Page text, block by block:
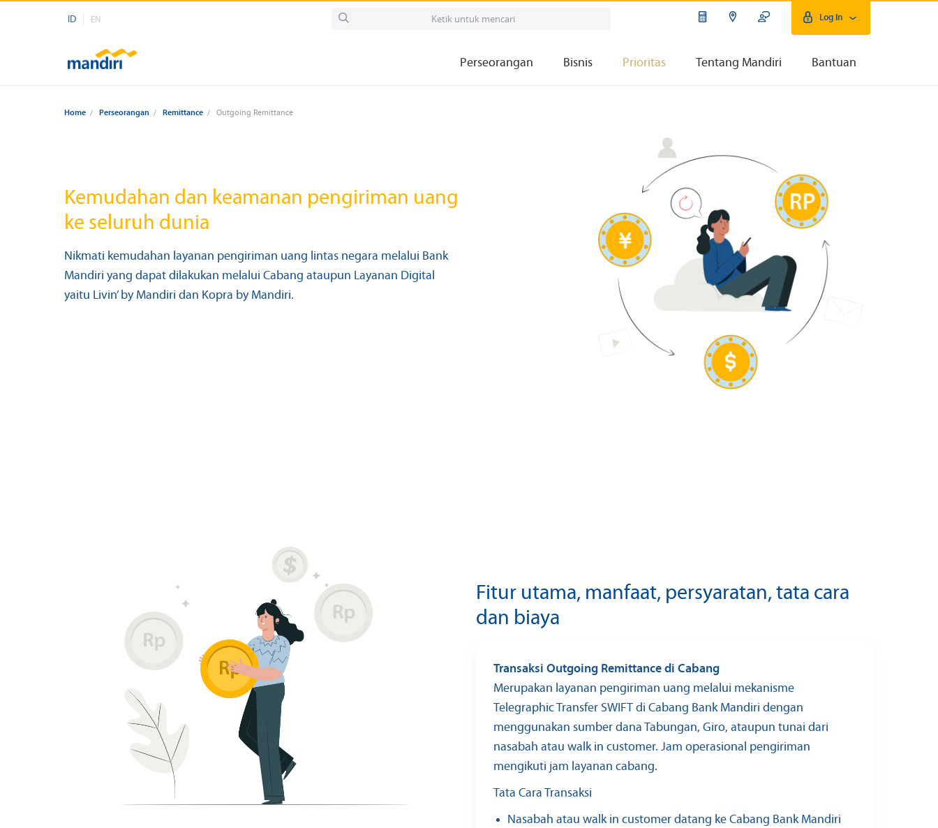
ID EN Log In
Perseorangan Bisnis Prioritas Tentang Mandiri Bantuan
Home / Perseorangan / Remittance / Outgoing Remittance
Kemudahan dan keamanan pengiriman uang
ke seluruh dunia
Nikmati kemudahan layanan pengiriman uang lintas negara melalui Bank
Mandiri yang dapat dilakukan melalui Cabang ataupun Layanan Digital
yaitu Livin’ by Mandiri dan Kopra by Mandiri.
Fitur utama, manfaat, persyaratan, tata cara
dan biaya
Transaksi Outgoing Remittance di Cabang
Merupakan layanan pengiriman uang melalui mekanisme
Telegraphic Transfer SWIFT di Cabang Bank Mandiri dengan
menggunakan sumber dana Tabungan, Giro, ataupun tunai dari
nasabah atau walk in customer. Jam operasional pengiriman
mengikuti jam layanan cabang.
Tata Cara Transaksi
Nasabah atau walk in customer datang ke Cabang Bank Mandiri